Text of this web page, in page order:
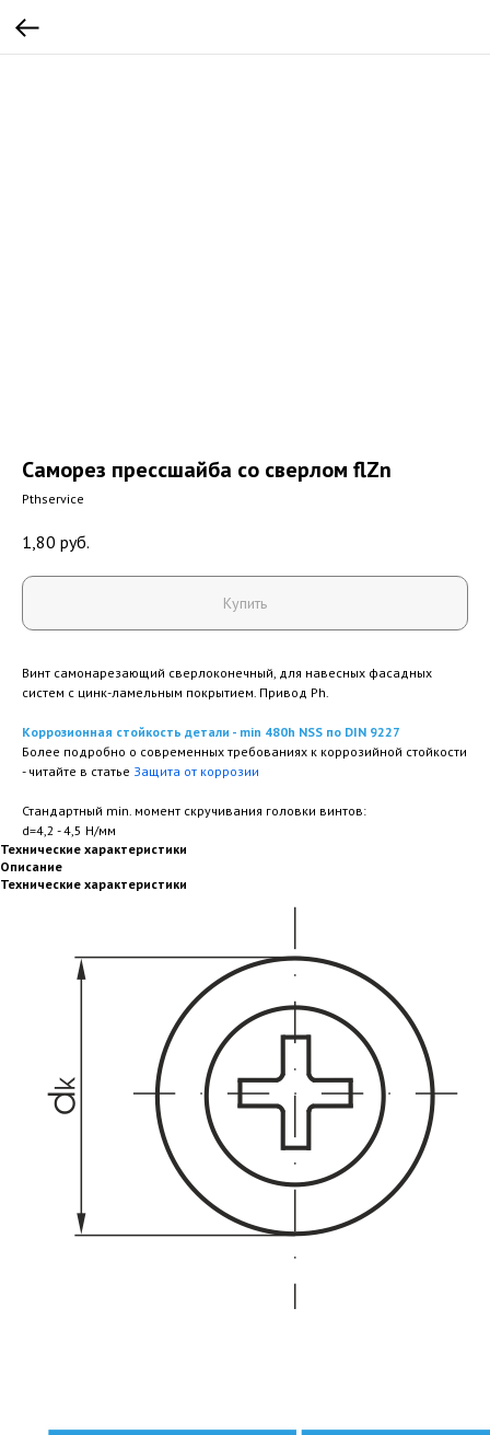
Саморез прессшайба со сверлом flZn
Pthservice
1,80 руб.
Купить
Винт самонарезающий сверлоконечный, для навесных фасадных
систем с цинк-ламельным покрытием. Привод Ph.
Коррозионная стойкость детали - min 480h NSS по DIN 9227
Более подробно о современных требованиях к коррозийной стойкости
- читайте в статье Защита от коррозии
Стандартный min. момент скручивания головки винтов:
d=4,2 - 4,5 Н/мм
Технические характеристики
Описание
Технические характеристики